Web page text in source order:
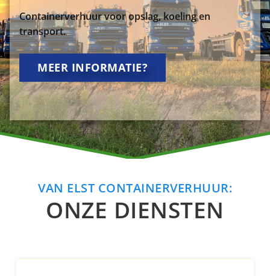
Containerverhuur voor opslag, koeling en
transport.
MEER INFORMATIE?
VAN ELST CONTAINERVERHUUR:
ONZE DIENSTEN